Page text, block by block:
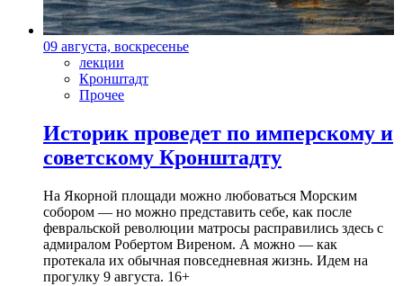
09 августа, воскресенье
лекции
Кронштадт
Прочее
Историк проведет по имперскому и
советскому Кронштадту
На Якорной площади можно любоваться Морским
собором — но можно представить себе, как после
февральской революции матросы расправились здесь с
адмиралом Робертом Виреном. А можно — как
протекала их обычная повседневная жизнь. Идем на
прогулку 9 августа. 16+